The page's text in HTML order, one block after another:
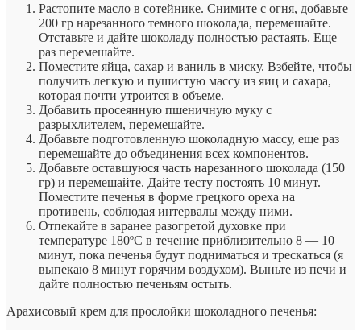
Растопите масло в сотейнике. Снимите с огня, добавьте
200 гр нарезанного темного шоколада, перемешайте.
Отставьте и дайте шоколаду полностью растаять. Еще
раз перемешайте.
Поместите яйца, сахар и ваниль в миску. Взбейте, чтобы
получить легкую и пушистую массу из яиц и сахара,
которая почти утроится в объеме.
Добавить просеянную пшеничную муку с
разрыхлителем, перемешайте.
Добавьте подготовленную шоколадную массу, еще раз
перемешайте до объединения всех компонентов.
Добавьте оставшуюся часть нарезанного шоколада (150
гр) и перемешайте. Дайте тесту постоять 10 минут.
Поместите печенья в форме грецкого ореха на
противень, соблюдая интервалы между ними.
Отпекайте в заранее разогретой духовке при
температуре 180ºC в течение приблизительно 8 — 10
минут, пока печенья будут подниматься и трескаться (я
выпекаю 8 минут горячим воздухом). Выньте из печи и
дайте полностью печеньям остыть.
Арахисовый крем для прослойки шоколадного печенья: